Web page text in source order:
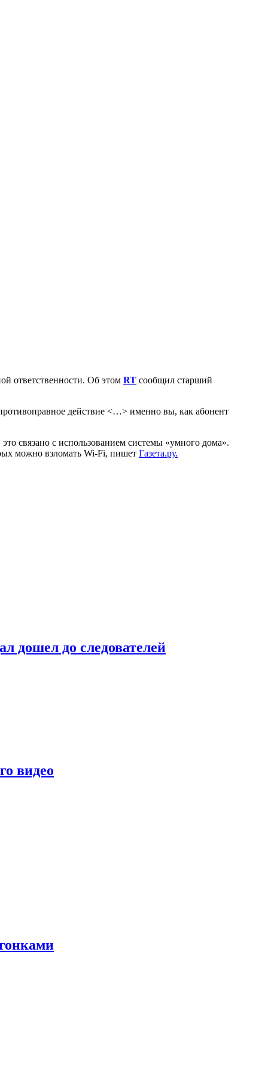
ответственности. Об этом RT сообщил старший
противоправное действие <…> именно вы, как абонент
связано с использованием системы «умного дома».
можно взломать Wi-Fi, пишет Газета.ру.
дошел до следователей
видео